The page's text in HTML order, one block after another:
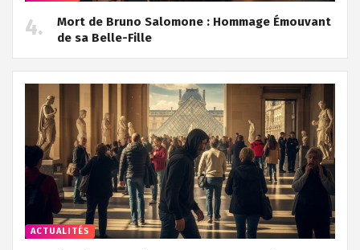
Mort de Bruno Salomone : Hommage Émouvant
de sa Belle-Fille
ACTUALITÉS